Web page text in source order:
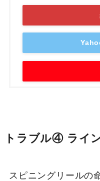
トラブル④ ライ
スピニングリールの